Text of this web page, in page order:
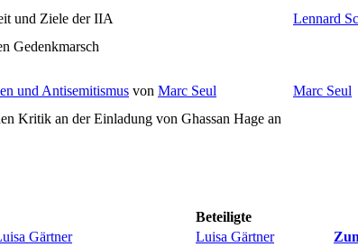
und Ziele der IIA Lennard
Gedenkmarsch
und Antisemitismus von Marc Seul Marc Seul
Kritik an der Einladung von Ghassan Hage an
Beteiligte
Gärtner Luisa Gärtner